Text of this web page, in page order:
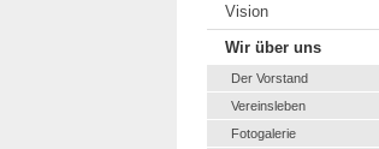
Vision
Wir über uns
Der Vorstand
Vereinsleben
Fotogalerie